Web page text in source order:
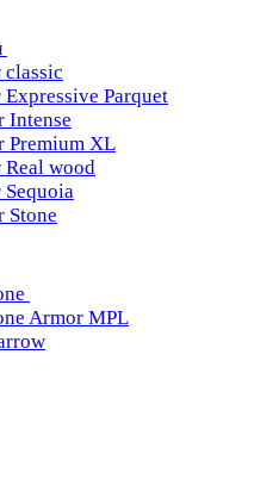
Parquet
Intense
Premium XL
wood
Stone
Armor MPL